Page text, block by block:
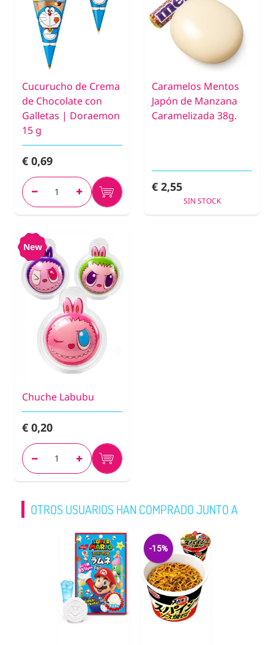
Cucurucho de Crema
de Chocolate con
Galletas | Doraemon
15 g
€ 0,69
Caramelos Mentos
Japón de Manzana
Caramelizada 38g.
€ 2,55
SIN STOCK
New
Chuche Labubu
€ 0,20
OTROS USUARIOS HAN COMPRADO JUNTO A
-15%